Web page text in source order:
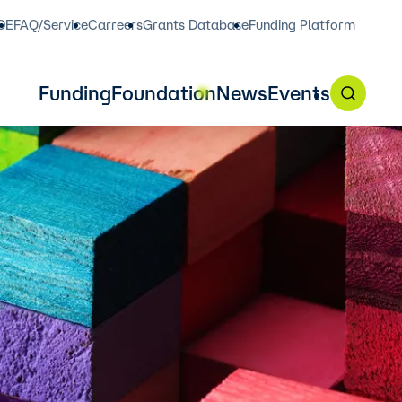
Funding
English on our funding
2 p.m.
FoundationNewsEvents
FAQ/ServiceCarreersGrants DatabaseFunding Platform